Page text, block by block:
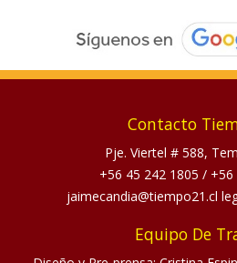
Contacto
Pje. Viertel # 588,
+56 45 242 1805 / +56
jaimecandia@tiempo21.cl
Equipo De